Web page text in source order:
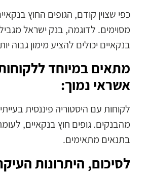
כפי שצוין קודם, הגופים החוץ
מסוימים. לדוגמה, בנק ישראל
בנקאיים יכולים להציע מימון גבוה
מתאים במיוחד
אשראי נמוך:
לקוחות עם היסטוריה פיננסית
מהבנקים. גופים חוץ בנקאיים,
בתנאים מתאימים.
לסיכום, היתרונות